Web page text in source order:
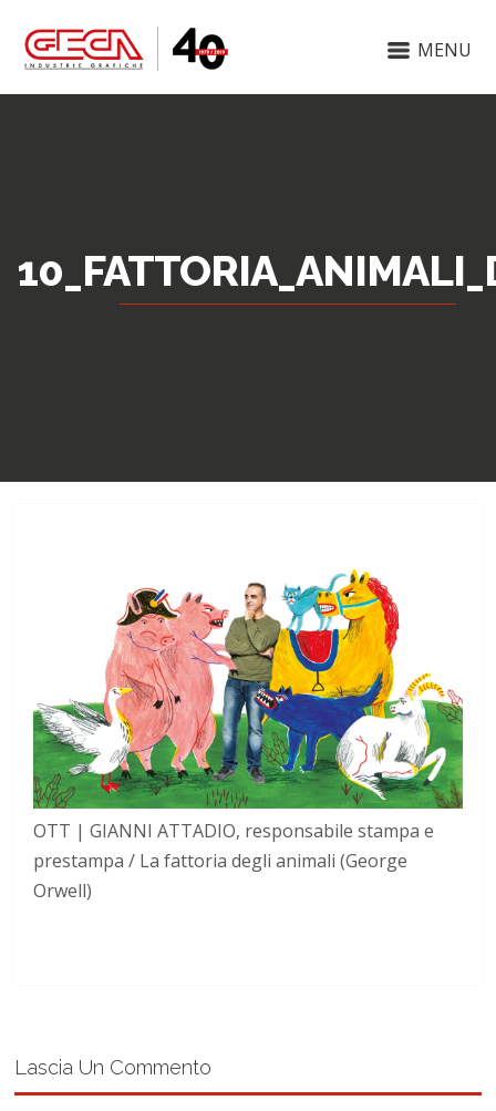
MENU
OTT | GIANNI ATTADIO, responsabile stampa e
prestampa / La fattoria degli animali (George
Orwell)
Lascia Un Commento